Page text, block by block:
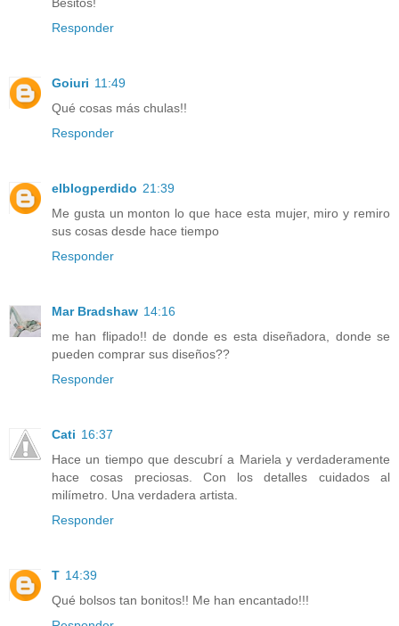
Besitos!
Responder
Goiuri 11:49
Qué cosas más chulas!!
Responder
elblogperdido 21:39
Me gusta un monton lo que hace esta mujer, miro y remiro
sus cosas desde hace tiempo
Responder
Mar Bradshaw 14:16
me han flipado!! de donde es esta diseñadora, donde se
pueden comprar sus diseños??
Responder
Cati 16:37
Hace un tiempo que descubrí a Mariela y verdaderamente
hace cosas preciosas. Con los detalles cuidados al
milímetro. Una verdadera artista.
Responder
T 14:39
Qué bolsos tan bonitos!! Me han encantado!!!